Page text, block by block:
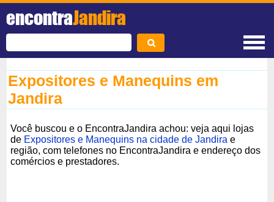
encontraJandira
Expositores e Manequins em
Jandira
Você buscou e o EncontraJandira achou: veja aqui lojas
de Expositores e Manequins na cidade de Jandira e
região, com telefones no EncontraJandira e endereço dos
comércios e prestadores.